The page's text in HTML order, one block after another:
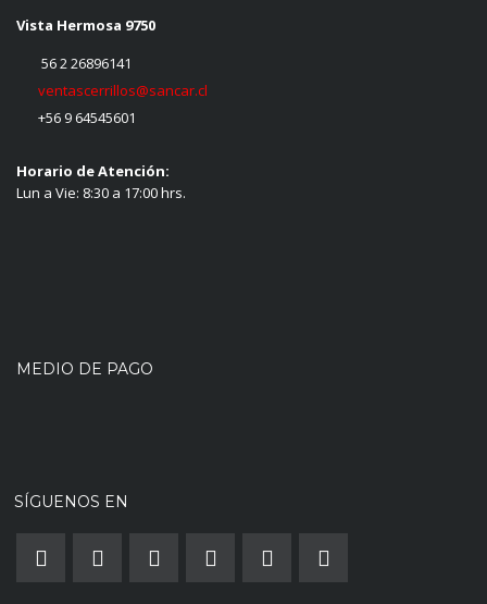
Vista Hermosa 9750
56 2 26896141
ventascerrillos@sancar.cl
+56 9 64545601
Horario de Atención:
Lun a Vie: 8:30 a 17:00 hrs.
MEDIO DE PAGO
SÍGUENOS EN